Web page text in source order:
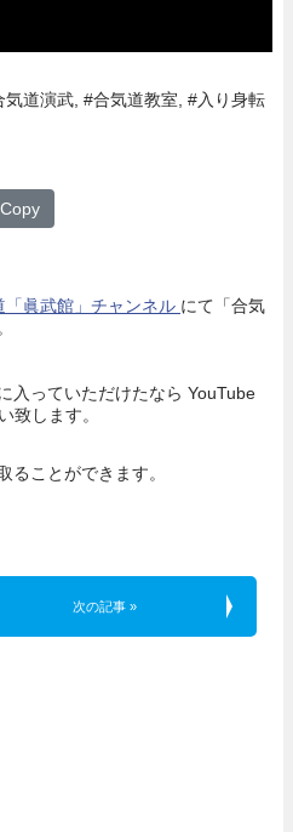
道演武, #合気道教室, #入り身転
Copy
「眞武館」チャンネル にて「合気
入っていただけたなら YouTube
致します。
ることができます。
次の記事 »